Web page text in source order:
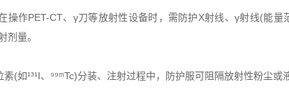
操作PET-CT、γ刀等放射性设备时，需防护X射线、γ射线(能
剂量。
素(如¹³¹I、⁹⁹ᵐTc)分装、注射过程中，防护服可阻隔放射性粉尘或